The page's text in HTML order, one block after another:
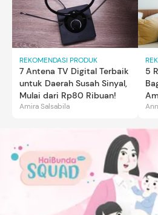
REKOMENDASI PRODUK
7 Antena TV Digital Terbaik
untuk Daerah Susah Sinyal,
Mulai dari Rp80 Ribuan!
Amira Salsabila
5